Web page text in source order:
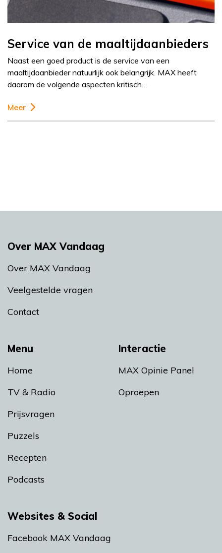
Service van de maaltijdaanbieders
Naast een goed product is de service van een
maaltijdaanbieder natuurlijk ook belangrijk. MAX heeft
daarom de volgende aspecten kritisch…
Meer
Menu
Home
TV & Radio
Prijsvragen
Puzzels
Recepten
Podcasts
Interactie
MAX Opinie Panel
Oproepen
Over MAX Vandaag
Over MAX Vandaag
Veelgestelde vragen
Contact
Websites & Social
Facebook MAX Vandaag